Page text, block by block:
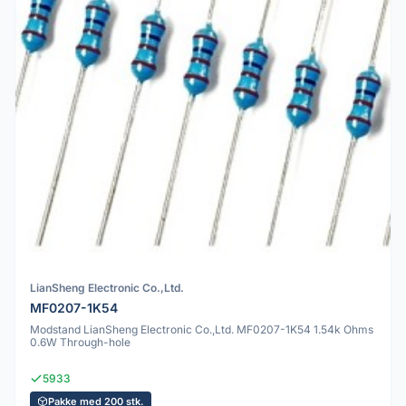
LianSheng Electronic Co.,Ltd.
MF0207-1K54
Modstand LianSheng Electronic Co.,Ltd. MF0207-1K54 1.54k Ohms
0.6W Through-hole
5933
Pakke med 200 stk.